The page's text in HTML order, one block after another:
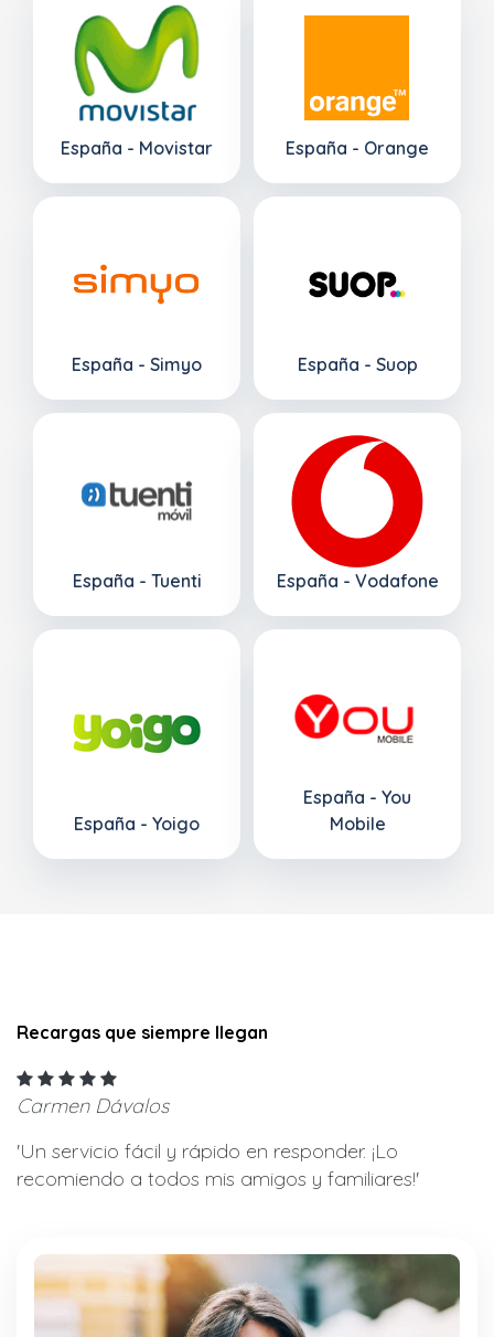
España - Movistar España - Orange
España - Simyo España - Suop
España - Tuenti España - Vodafone
España - Yoigo
España - You
Mobile
Recargas que siempre llegan
Carmen Dávalos
'Un servicio fácil y rápido en responder. ¡Lo
recomiendo a todos mis amigos y familiares!'